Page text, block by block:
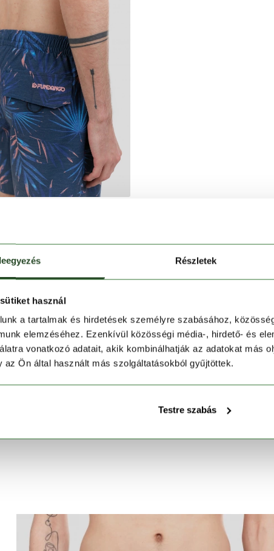
Részletek
használ
a tartalmak és hirdetések személyre szabásához,
elemzéséhez. Ezenkívül közösségi média-, hirdető- és
vonatkozó adatait, akik kombinálhatják az adatokat más
az Ön által használt más szolgáltatásokból gyűjtöttek.
Testre szabás
és mozgásszabadság.
Teljes mozgásszabadságot biztosít.
illeszkedést nyújt mozgás közben is.
apró tárgyaknak.
nyújt a vízben és a parton is.
szellőzés.
pihenéshez.